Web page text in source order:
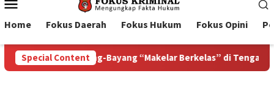
Menu
Home Fokus Daerah Fokus Hukum Fokus Opini
Special Content
Tengah Proyek Blok Masela Bupati Tanimbar Ricky